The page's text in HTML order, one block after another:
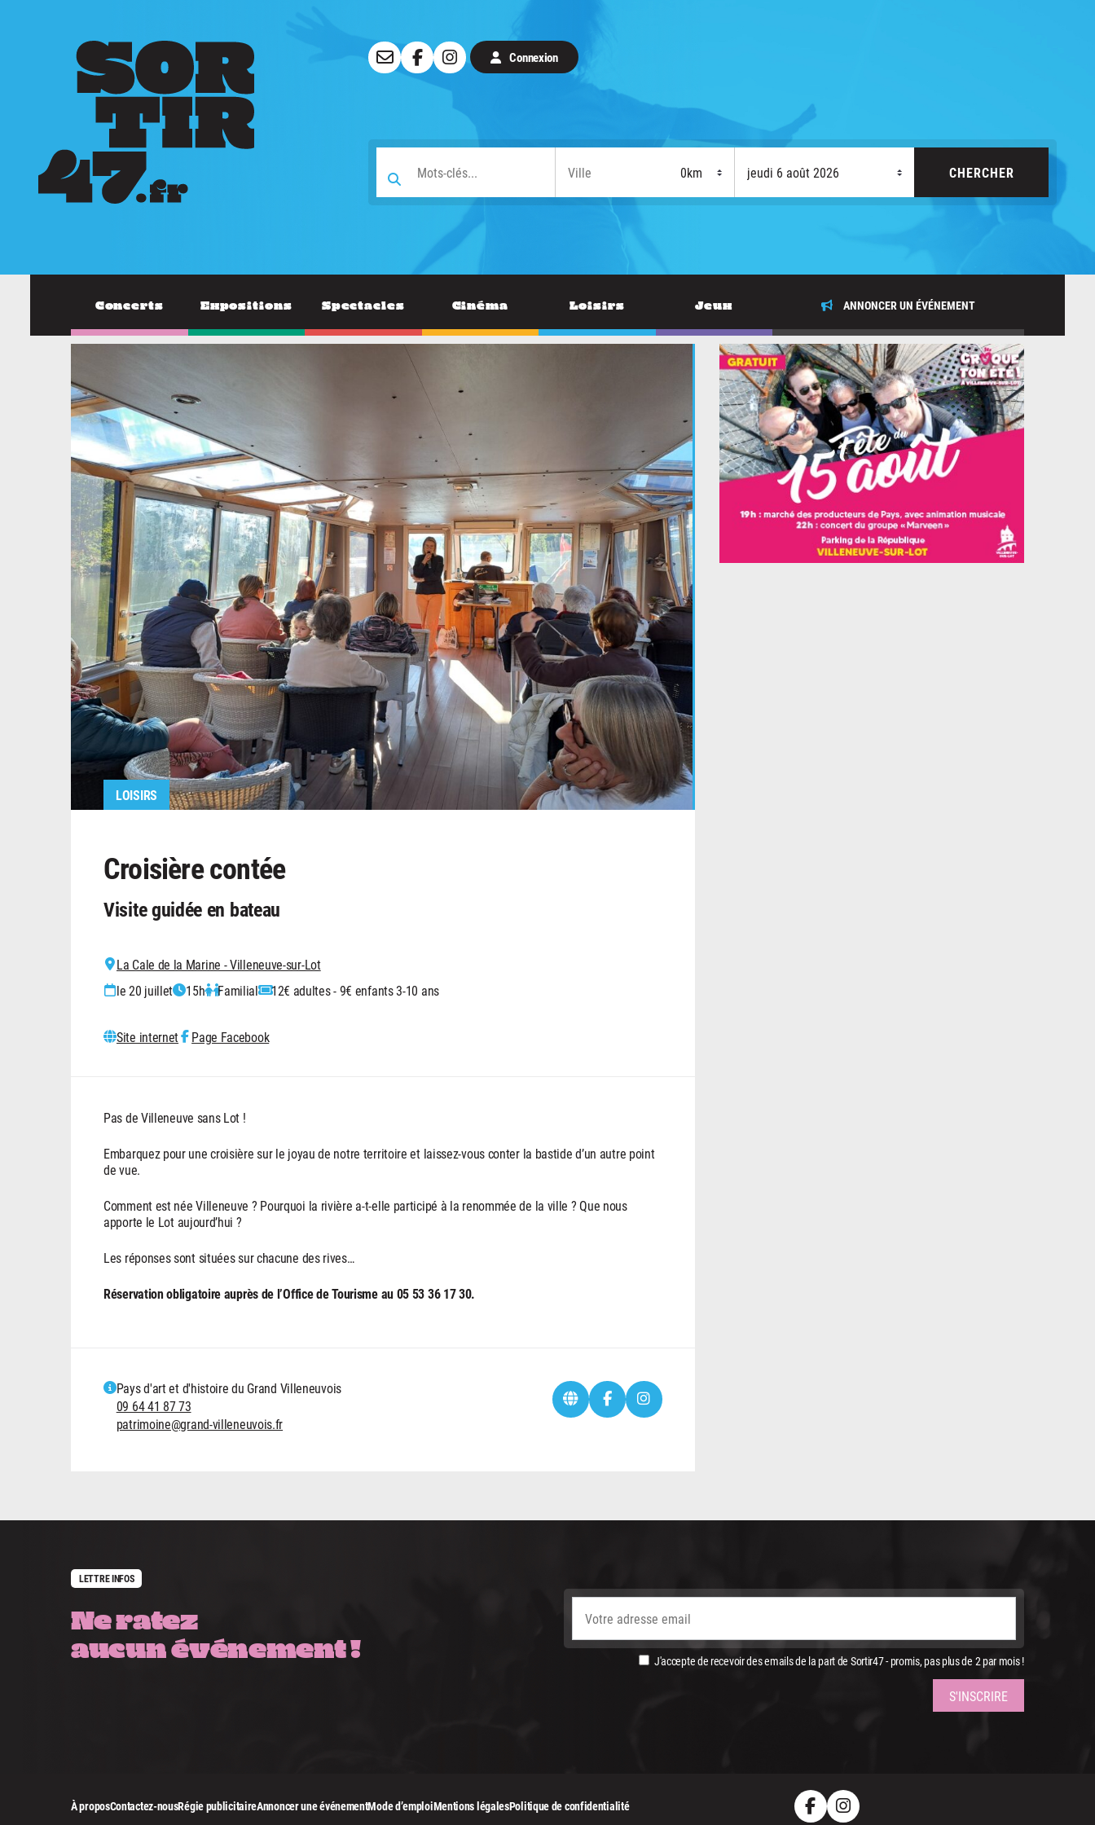
Connexion
Concerts Expositions Spectacles Cinéma Loisirs Jeux ANNONCER UN ÉVÉNEMENT
LOISIRS
Croisière contée
Visite guidée en bateau
La Cale de la Marine - Villeneuve-sur-Lot
le 20 juillet
15h Familial 12€ adultes - 9€ enfants 3-10 ans
Site internet Page Facebook
Pas de Villeneuve sans Lot !
Embarquez pour une croisière sur le joyau de notre territoire et laissez-vous conter la bastide d’un autre point
de vue.
Comment est née Villeneuve ? Pourquoi la rivière a-t-elle participé à la renommée de la ville ? Que nous
apporte le Lot aujourd’hui ?
Les réponses sont situées sur chacune des rives…
Réservation obligatoire auprès de l’Office de Tourisme au 05 53 36 17 30.
Pays d'art et d'histoire du Grand Villeneuvois
09 64 41 87 73
patrimoine@grand-villeneuvois.fr
LETTRE INFOS
Ne ratez
aucun événement !
J'accepte de recevoir des emails de la part de Sortir47 - promis, pas plus de 2 par mois !
À proposContactez-nousRégie publicitaireAnnoncer une événementMode d’emploiMentions légalesPolitique de confidentialité